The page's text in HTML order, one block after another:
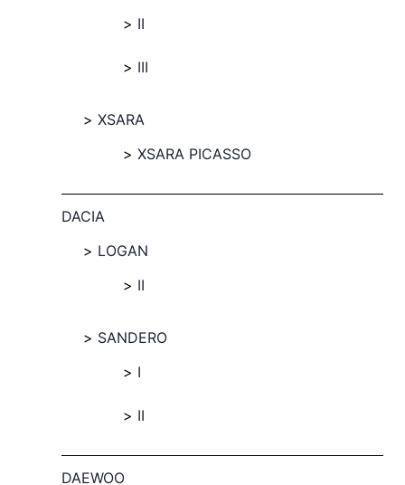
II
III
XSARA
XSARA PICASSO
DACIA
LOGAN
II
SANDERO
I
II
DAEWOO